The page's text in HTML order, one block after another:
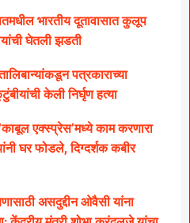
भारतीय दूतावासात कुलूप
घेतली झडती
पत्रकाराच्या
केली निर्घृण हत्या
एक्स्प्रेस’मध्ये काम करणारा
घर फोडले, दिग्दर्शक कबीर
असदुद्दीन ओवैसी यांना